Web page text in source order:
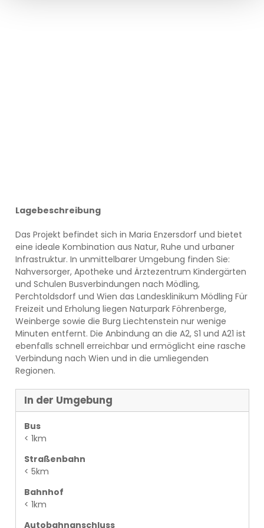
Lagebeschreibung
Das Projekt befindet sich in Maria Enzersdorf und bietet
eine ideale Kombination aus Natur, Ruhe und urbaner
Infrastruktur. In unmittelbarer Umgebung finden Sie:
Nahversorger, Apotheke und Ärztezentrum Kindergärten
und Schulen Busverbindungen nach Mödling,
Perchtoldsdorf und Wien das Landesklinikum Mödling Für
Freizeit und Erholung liegen Naturpark Föhrenberge,
Weinberge sowie die Burg Liechtenstein nur wenige
Minuten entfernt. Die Anbindung an die A2, S1 und A21 ist
ebenfalls schnell erreichbar und ermöglicht eine rasche
Verbindung nach Wien und in die umliegenden
Regionen.
In der Umgebung
Bus
< 1km
Straßenbahn
< 5km
Bahnhof
< 1km
Autobahnanschluss